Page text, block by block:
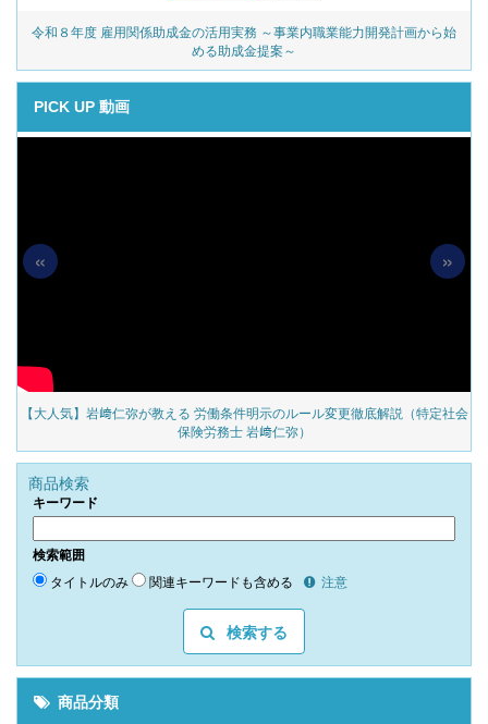
令和８年度 雇用関係助成金の活用実務 ～事業内職業能力開発計画から始
める助成金提案～
PICK UP 動画
【大人気】岩﨑仁弥が教える 労働条件明示のルール変更徹底解説（特定社会
保険労務士 岩﨑仁弥）
« »
商品検索
キーワード
検索範囲
タイトルのみ 関連キーワードも含める 注意
検索する
商品分類